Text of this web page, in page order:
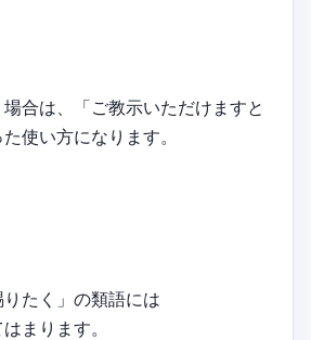
場合は、「ご教示いただけますと
使い方になります。
りたく」の類語には
まります。